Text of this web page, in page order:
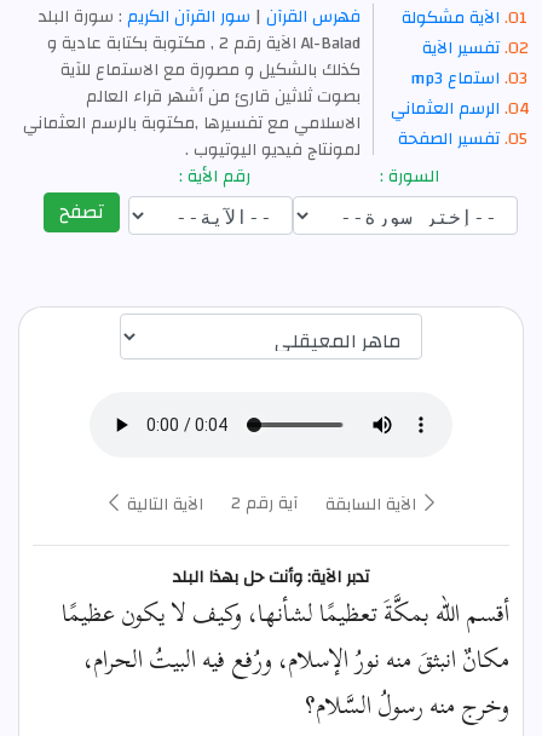
الآية مشكولة
تفسير الآية
استماع mp3
الرسم العثماني
تفسير الصفحة
فهرس القرآن | سور القرآن الكريم: سورة البلد
Al-Balad الآية رقم 2 , مكتوبة بكتابة عادية و
كذلك بالشكيل و مصورة مع الاستماع للآية
بصوت ثلاثين قارئ من أشهر قراء العالم
الاسلامي مع تفسيرها ,مكتوبة بالرسم العثماني
لمونتاج فيديو اليوتيوب .
السورة :
رقم الأية :
تصفح
الآية السابقة آية رقم 2 الآية التالية
تدبر الآية: وأنت حل بهذا البلد
أقسم الله بمكَّةَ تعظيمًا لشأنها، وكيف لا يكون عظيمًا
مكانٌ انبثقَ منه نورُ الإسلام، ورُفع فيه البيتُ الحرام،
وخرج منه رسولُ السَّلام؟